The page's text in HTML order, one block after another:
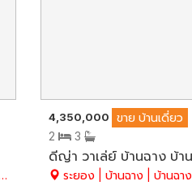
4,350,000 ขาย บ้านเดี่ยว
2
3
ระยอง | บ้านฉาง | บ้านฉาง